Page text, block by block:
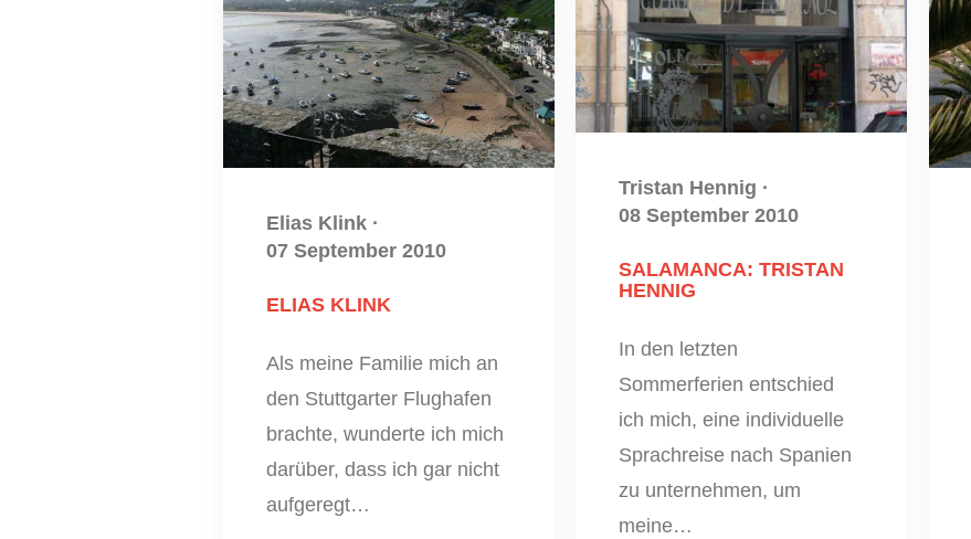
Tristan Hennig ·
08 September 2010
SALAMANCA: TRISTAN
HENNIG
In den letzten
Sommerferien entschied
ich mich, eine individuelle
Sprachreise nach Spanien
zu unternehmen, um
meine…
Elias Klink ·
07 September 2010
ELIAS KLINK
Als meine Familie mich an
den Stuttgarter Flughafen
brachte, wunderte ich mich
darüber, dass ich gar nicht
aufgeregt…